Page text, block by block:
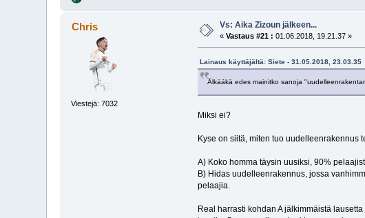
Chris
Viestejä: 7032
Vs: Aika Zizoun jälkeen...
«Vastaus #21 : 01.06.2018, 19.21.37 »
Lainaus käyttäjältä: Siete - 31.05.2018, 23.03.35
Älkääkä edes mainitko sanoja
Miksi ei?
Kyse on siitä, miten tuo uudelleenrakennus
A) Koko homma täysin uusiksi, 90%
B) Hidas uudelleenrakennus, jossa
pelaajia.
Real harrasti kohdan A jälkimmäistä